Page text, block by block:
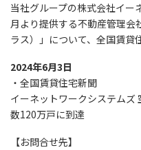
当社グループの株式会社イー
月より提供する不動産管理会
ラス）」について、全国賃貸
2024年6月3日
・全国賃貸住宅新聞
イーネットワークシステムズ
数120万戸に到達
【お問合せ先】